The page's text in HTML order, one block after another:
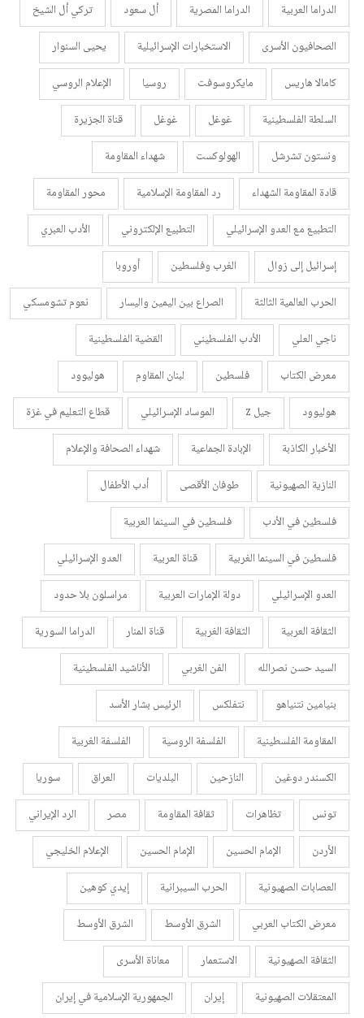
الدراما العربية
الدراما المصرية أل سعود
تركي أل الشيخ
الصحافيون الأسرى
الاستخبارات الإسرائيلية
يحيى السنوار
كامالا هاريس
مايكروسوفت روسيا
الإعلام الروسي
السلطة الفلسطينية
غوغل غوغل
قناة الجزيرة
ونستون تشرشل
الهولوكست
شهداء المقاومة
قادة المقاومة الشهداء
رد المقاومة الإسلامية
محور المقاومة
التطبيع مع العدو الإسرائيلي
التطبيع الإلكتروني
الأدب العبري
إسرائيل إلى زوال
الغرب وفلسطين
أوروبا
الحرب العالمية الثالثة
الصراع بين اليمين واليسار
نعوم تشومسكي
ناجي العلي
الأدب الفلسطيني
القضية الفلسطينية
معرض الكتاب
فلسطين لبنان المقاوم
هوليوود
هوليوود
جيل z الموساد الإسرائيلي
قطاع التعليم في غزة
الأخبار الكاذبة
الإبادة الجماعية
شهداء الصحافة والإعلام
النازية الصهيونية
طوفان الأقصى
أدب الأطفال
فلسطين في الأدب
فلسطين في السينما العربية
فلسطين في السينما الغربية
قناة العربية
العدو الإسرائيلي
العدو الإسرائيلي
دولة الإمارات العربية
مراسلون بلا حدود
الثقافة العربية
الثقافة الغربية قناة المنار
الدراما السورية
السيد حسن نصرالله
الفن الغربي
الأناشيد الفلسطينية
بنيامين نتنياهو
نتفلكس
الرئيس بشار الأسد
المقاومة الفلسطينية
الفلسفة الروسية
الفلسفة الغربية
الكسندر دوغين
النازحين البلديات العراق
سوريا
تونس
تظاهرات ثقافة المقاومة مصر
الرد الإيراني
الأردن
الإمام الحسين الإمام الحسين
الإعلام الخليجي
العصابات الصهيونية
الحرب السيبرانية
إيدي كوهين
معرض الكتاب العربي
الشرق الأوسط
الشرق الأوسط
الثقافة الصهيونية
الاستعمار
معاناة الأسرى
المعتقلات الصهيونية
إيران
الجمهورية الإسلامية في إيران